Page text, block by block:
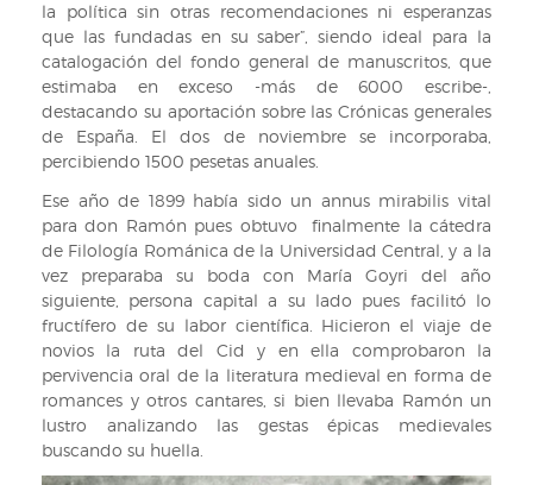
la política sin otras recomendaciones ni esperanzas
que las fundadas en su saber”, siendo ideal para la
catalogación del fondo general de manuscritos, que
estimaba en exceso -más de 6000 escribe-,
destacando su aportación sobre las Crónicas generales
de España. El dos de noviembre se incorporaba,
percibiendo 1500 pesetas anuales.
Ese año de 1899 había sido un annus mirabilis vital
para don Ramón pues obtuvo finalmente la cátedra
de Filología Románica de la Universidad Central, y a la
vez preparaba su boda con María Goyri del año
siguiente, persona capital a su lado pues facilitó lo
fructífero de su labor científica. Hicieron el viaje de
novios la ruta del Cid y en ella comprobaron la
pervivencia oral de la literatura medieval en forma de
romances y otros cantares, si bien llevaba Ramón un
lustro analizando las gestas épicas medievales
buscando su huella.